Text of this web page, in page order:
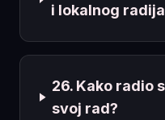
i lokalnog
26. Kako radio
svoj rad?